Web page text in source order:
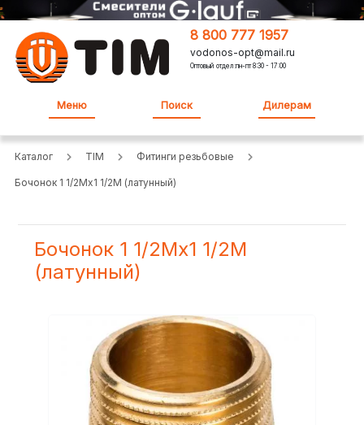
8 800 777 1957
vodonos-opt@mail.ru
Оптовый отдел:пн-пт 8:30 - 17:00
Меню Поиск Дилерам
Каталог TIM Фитинги резьбовые
Бочонок 1 1/2Mx1 1/2M (латунный)
Бочонок 1 1/2Mx1 1/2M
(латунный)